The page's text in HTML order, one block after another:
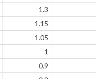
1.3
1.15
1.05
1
0.9